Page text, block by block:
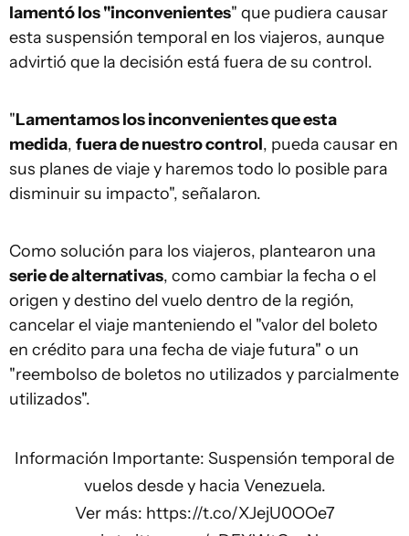
lamentó los "inconvenientes" que pudiera causar
esta suspensión temporal en los viajeros, aunque
advirtió que la decisión está fuera de su control.
"Lamentamos los inconvenientes que esta
medida, fuera de nuestro control, pueda causar en
sus planes de viaje y haremos todo lo posible para
disminuir su impacto", señalaron.
Como solución para los viajeros, plantearon una
serie de alternativas, como cambiar la fecha o el
origen y destino del vuelo dentro de la región,
cancelar el viaje manteniendo el "valor del boleto
en crédito para una fecha de viaje futura" o un
"reembolso de boletos no utilizados y parcialmente
utilizados".
Información Importante: Suspensión temporal de
vuelos desde y hacia Venezuela.
Ver más: https://t.co/XJejU0OOe7